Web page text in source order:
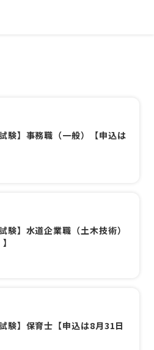
験】事務職（一般）【申込は
験】水道企業職（土木技術）
験】保育士【申込は8月31日